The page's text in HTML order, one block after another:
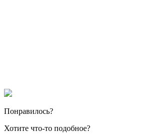
Понравилось?
Хотите что-то подобное?